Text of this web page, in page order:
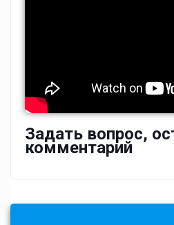
Задать вопрос,
комментарий